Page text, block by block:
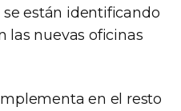
están identificando
las nuevas oficinas
en el resto